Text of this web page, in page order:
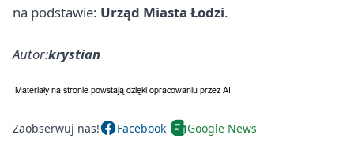
na podstawie: Urząd Miasta Łodzi.
Autor:krystian
Zaobserwuj nas! Facebook Google News